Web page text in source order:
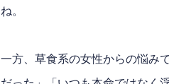
ね。
一方、草食系の女性からの悩み